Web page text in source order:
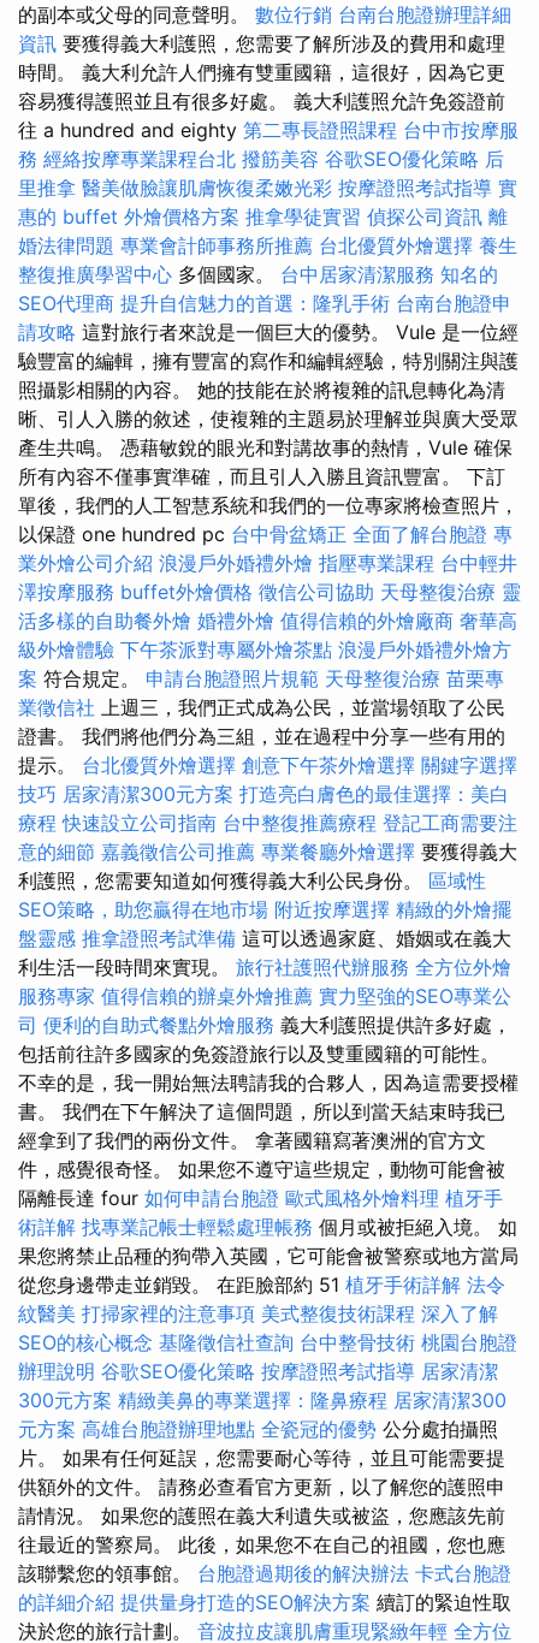
的副本或父母的同意聲明。 數位行銷 台南台胞證辦理詳細
資訊 要獲得義大利護照，您需要了解所涉及的費用和處理
時間。 義大利允許人們擁有雙重國籍，這很好，因為它更
容易獲得護照並且有很多好處。 義大利護照允許免簽證前
往 a hundred and eighty 第二專長證照課程 台中市按摩服
務 經絡按摩專業課程台北 撥筋美容 谷歌SEO優化策略 后
里推拿 醫美做臉讓肌膚恢復柔嫩光彩 按摩證照考試指導 實
惠的 buffet 外燴價格方案 推拿學徒實習 偵探公司資訊 離
婚法律問題 專業會計師事務所推薦 台北優質外燴選擇 養生
整復推廣學習中心 多個國家。 台中居家清潔服務 知名的
SEO代理商 提升自信魅力的首選：隆乳手術 台南台胞證申
請攻略 這對旅行者來說是一個巨大的優勢。 Vule 是一位經
驗豐富的編輯，擁有豐富的寫作和編輯經驗，特別關注與護
照攝影相關的內容。 她的技能在於將複雜的訊息轉化為清
晰、引人入勝的敘述，使複雜的主題易於理解並與廣大受眾
產生共鳴。 憑藉敏銳的眼光和對講故事的熱情，Vule 確保
所有內容不僅事實準確，而且引人入勝且資訊豐富。 下訂
單後，我們的人工智慧系統和我們的一位專家將檢查照片，
以保證 one hundred pc 台中骨盆矯正 全面了解台胞證 專
業外燴公司介紹 浪漫戶外婚禮外燴 指壓專業課程 台中輕井
澤按摩服務 buffet外燴價格 徵信公司協助 天母整復治療 靈
活多樣的自助餐外燴 婚禮外燴 值得信賴的外燴廠商 奢華高
級外燴體驗 下午茶派對專屬外燴茶點 浪漫戶外婚禮外燴方
案 符合規定。 申請台胞證照片規範 天母整復治療 苗栗專
業徵信社 上週三，我們正式成為公民，並當場領取了公民
證書。 我們將他們分為三組，並在過程中分享一些有用的
提示。 台北優質外燴選擇 創意下午茶外燴選擇 關鍵字選擇
技巧 居家清潔300元方案 打造亮白膚色的最佳選擇：美白
療程 快速設立公司指南 台中整復推薦療程 登記工商需要注
意的細節 嘉義徵信公司推薦 專業餐廳外燴選擇 要獲得義大
利護照，您需要知道如何獲得義大利公民身份。 區域性
SEO策略，助您贏得在地市場 附近按摩選擇 精緻的外燴擺
盤靈感 推拿證照考試準備 這可以透過家庭、婚姻或在義大
利生活一段時間來實現。 旅行社護照代辦服務 全方位外燴
服務專家 值得信賴的辦桌外燴推薦 實力堅強的SEO專業公
司 便利的自助式餐點外燴服務 義大利護照提供許多好處，
包括前往許多國家的免簽證旅行以及雙重國籍的可能性。
不幸的是，我一開始無法聘請我的合夥人，因為這需要授權
書。 我們在下午解決了這個問題，所以到當天結束時我已
經拿到了我們的兩份文件。 拿著國籍寫著澳洲的官方文
件，感覺很奇怪。 如果您不遵守這些規定，動物可能會被
隔離長達 four 如何申請台胞證 歐式風格外燴料理 植牙手
術詳解 找專業記帳士輕鬆處理帳務 個月或被拒絕入境。 如
果您將禁止品種的狗帶入英國，它可能會被警察或地方當局
從您身邊帶走並銷毀。 在距臉部約 51 植牙手術詳解 法令
紋醫美 打掃家裡的注意事項 美式整復技術課程 深入了解
SEO的核心概念 基隆徵信社查詢 台中整骨技術 桃園台胞證
辦理說明 谷歌SEO優化策略 按摩證照考試指導 居家清潔
300元方案 精緻美鼻的專業選擇：隆鼻療程 居家清潔300
元方案 高雄台胞證辦理地點 全瓷冠的優勢 公分處拍攝照
片。 如果有任何延誤，您需要耐心等待，並且可能需要提
供額外的文件。 請務必查看官方更新，以了解您的護照申
請情況。 如果您的護照在義大利遺失或被盜，您應該先前
往最近的警察局。 此後，如果您不在自己的祖國，您也應
該聯繫您的領事館。 台胞證過期後的解決辦法 卡式台胞證
的詳細介紹 提供量身打造的SEO解決方案 續訂的緊迫性取
決於您的旅行計劃。 音波拉皮讓肌膚重現緊緻年輕 全方位